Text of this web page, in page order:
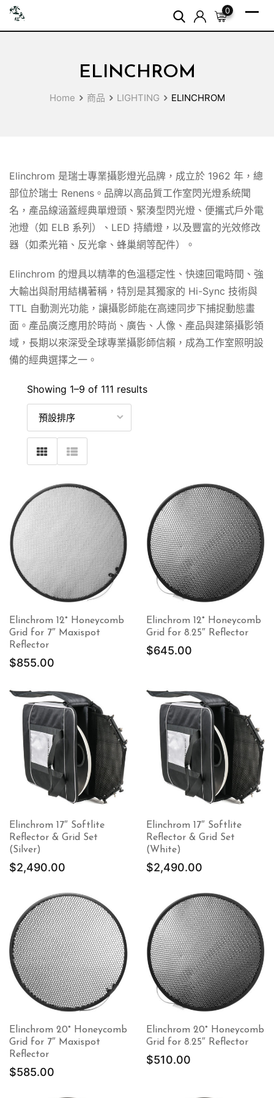
Skip
0
ELINCHROM
Home 商品 LIGHTING ELINCHROM
Elinchrom 是瑞士專業攝影燈光品牌，成立於 1962 年，總
部位於瑞士 Renens。品牌以高品質工作室閃光燈系統聞
名，產品線涵蓋經典單燈頭、緊湊型閃光燈、便攜式戶外電
池燈（如 ELB 系列）、LED 持續燈，以及豐富的光效修改
器（如柔光箱、反光傘、蜂巢網等配件）。
Elinchrom 的燈具以精準的色溫穩定性、快速回電時間、強
大輸出與耐用結構著稱，特別是其獨家的 Hi-Sync 技術與
TTL 自動測光功能，讓攝影師能在高速同步下捕捉動態畫
面。產品廣泛應用於時尚、廣告、人像、產品與建築攝影領
域，長期以來深受全球專業攝影師信賴，成為工作室照明設
備的經典選擇之一。
Showing 1–9 of 111 results
Elinchrom 12° Honeycomb
Grid for 7″ Maxispot
Reflector
$855.00
Elinchrom 12° Honeycomb
Grid for 8.25″ Reflector
$645.00
Elinchrom 17″ Softlite
Reflector & Grid Set
(Silver)
$2,490.00
Elinchrom 17″ Softlite
Reflector & Grid Set
(White)
$2,490.00
Elinchrom 20° Honeycomb
Grid for 7″ Maxispot
Reflector
$585.00
Elinchrom 20° Honeycomb
Grid for 8.25″ Reflector
$510.00